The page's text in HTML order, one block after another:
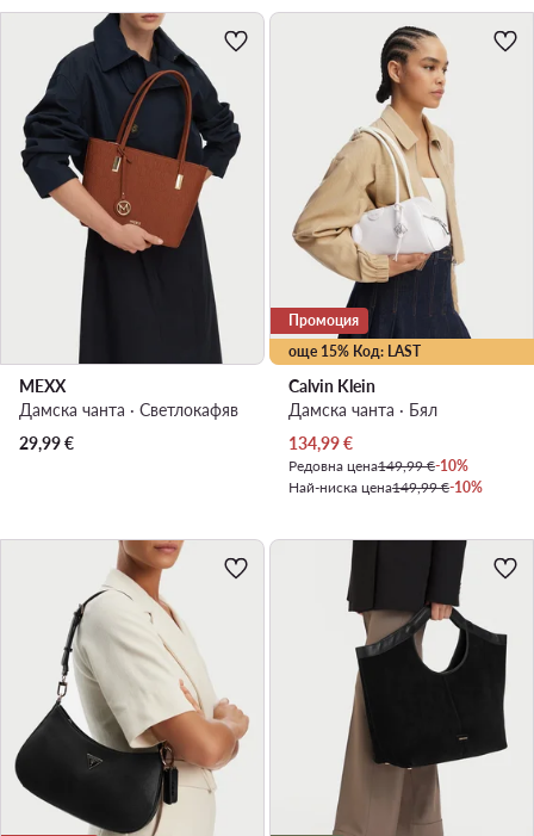
MEXX
Дамска чанта · Светлокафяв
29,99€
още 15% Код: LAST
Промоция
Calvin Klein
Дамска чанта · Бял
Актуална цена
134,99€
Редовна цена149,99 €-10%
Най-ниска цена149,99 €-10%